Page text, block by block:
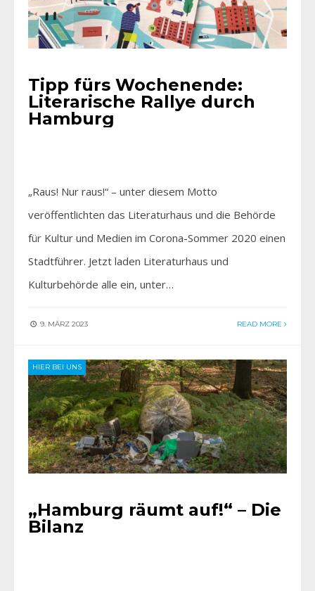
Tipp fürs Wochenende:
Literarische Rallye durch
Hamburg
„Raus! Nur raus!“ – unter diesem Motto
veröffentlichten das Literaturhaus und die Behörde
für Kultur und Medien im Corona-Sommer 2020 einen
Stadtführer. Jetzt laden Literaturhaus und
Kulturbehörde alle ein, unter…
9. MÄRZ 2023 READ MORE
HIER BEI UNS
„Hamburg räumt auf!“ – Die
Bilanz